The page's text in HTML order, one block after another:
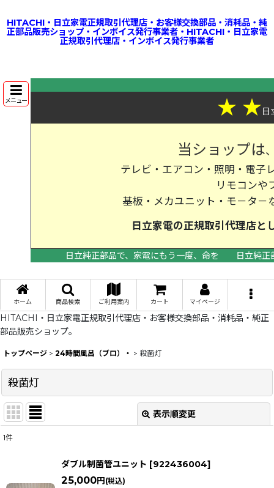
HITACHI・日立家電正規取引代理店・お客様交換部品・消耗品・純
正部品販売ショップ・インボイス発行事業者・HITACHI・日立家電
正規取引代理店・インボイス発行事業者
メニュー ★ ★日
当ショップは
テレビ・エアコン・照明・電子
リモコンや
基板・メカユニット・モ－タ－
日立家電の正規取引代理店
日立純正部品で、家電にもう一度、命を
日立純
ホーム 商品検索 ご利用案内 カート マイページ
HITACHI・日立家電正規取引代理店・お客様交換部品・消耗品・純正
部品販売ショップ。
トップページ > 24時間風呂（ブロ）・ > 殺菌灯
殺菌灯
表示順変更
1件
ダブル制菌管ユニット [922436004]
25,000円 (税込)